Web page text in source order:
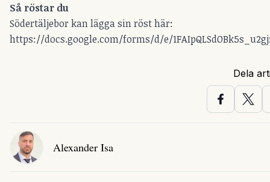
Så röstar du
Södertäljebor kan lägga sin röst här:
https://docs.google.com/forms/d/e/
Dela
Alexander Isa